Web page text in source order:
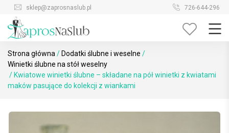
Skip
content
sklep@zaprosnaslub.pl 726-644-296
Strona główna / Dodatki ślubne i weselne /
Winietki ślubne na stół weselny
/ Kwiatowe winietki ślubne – składane na pół winietki z kwiatami
maków pasujące do kolekcji z wiankami